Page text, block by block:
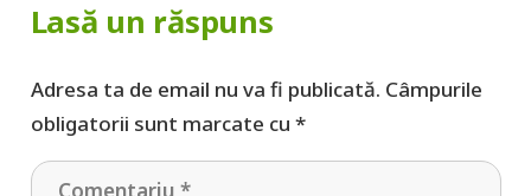
Lasă un răspuns
Adresa ta de email nu va fi publicată. Câmpurile
obligatorii sunt marcate cu *